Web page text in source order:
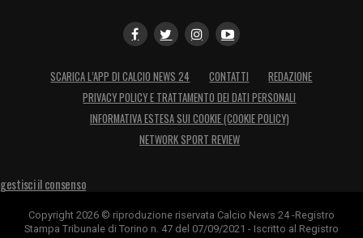
SCARICA L’APP DI CALCIO NEWS 24 CONTATTI
REDAZIONE
PRIVACY POLICY E TRATTAMENTO DEI DATI PERSONALI
INFORMATIVA ESTESA SUI COOKIE (COOKIE POLICY)
NETWORK SPORT REVIEW
gestisci il consenso
Copyright 2026 © riproduzione riservata Calcio News 24 -Registro
Stampa Tribunale di Torino n. 47 del 07/09/2021 - Iscritto al Registro